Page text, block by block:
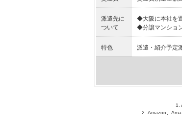
派遣先に
ついて
◆大阪に本社を
◆分譲マンショ
特色 派遣・紹介予定
1.
2. Amazon、